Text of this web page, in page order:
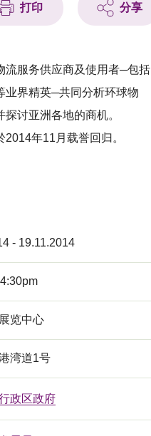
打印 分享
流服务供应商及使用者─包括
业界精英─共同分析环球物
讨亚洲各地的商机。
年11月载誉回归。
- 19.11.2014
览中心
湾道1号
政区政府